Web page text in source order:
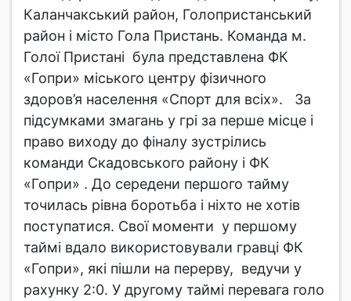
Каланчакський район, Голопристанський
район і місто Гола Пристань. Команда м.
Голої Пристані була представлена ФК
«Гопри» міського центру фізичного
здоров’я населення «Спорт для всіх». За
підсумками змагань у грі за перше місце і
право виходу до фіналу зустрілись
команди Скадовського району і ФК
«Гопри» . До середени першого тайму
точилась рівна боротьба і ніхто не хотів
поступатися. Свої моменти у першому
таймі вдало використовували гравці ФК
«Гопри», які пішли на перерву, ведучи у
рахунку 2:0. У другому таймі перевага голо